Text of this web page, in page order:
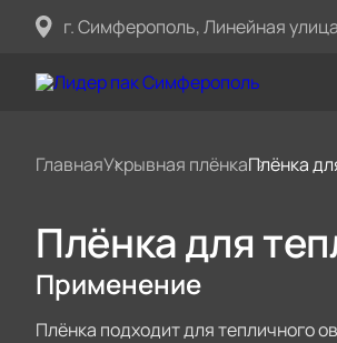
г. Симферополь, Линейная
ГлавнаяУкрывная плёнкаПлёнка
Плёнка для
Применение
Плёнка подходит для тепличного